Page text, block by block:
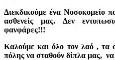
Διεκδικούμε ένα Νοσοκομείο
ασθενείς μας. Δεν
φανφάρες!!!
Καλούμε και όλο τον λαό , τα
πόλης να σταθούν δίπλα μας,